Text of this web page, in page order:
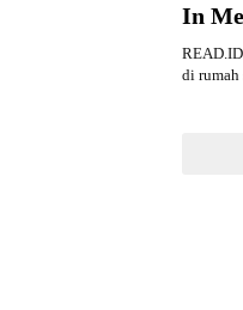
In
di rumah